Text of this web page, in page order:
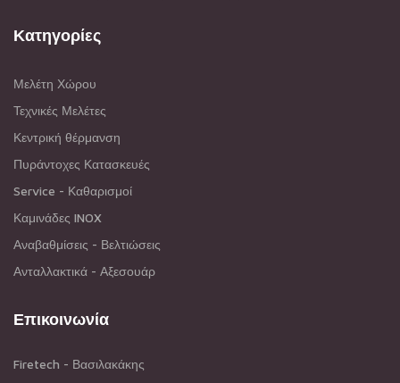
Κατηγορίες
Μελέτη Χώρου
Τεχνικές Μελέτες
Κεντρική θέρμανση
Πυράντοχες Κατασκευές
Service - Καθαρισμοί
Καμινάδες INOX
Αναβαθμίσεις - Βελτιώσεις
Ανταλλακτικά - Αξεσουάρ
Επικοινωνία
Firetech - Βασιλακάκης